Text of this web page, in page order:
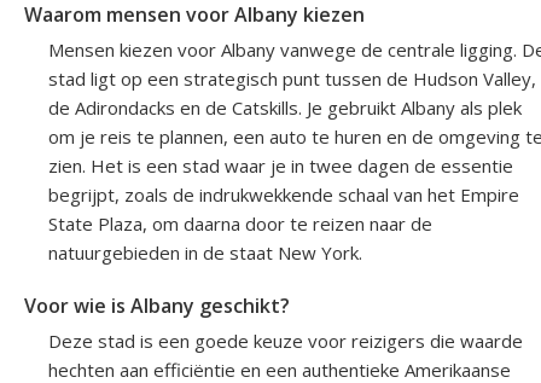
Waarom mensen voor Albany kiezen
Mensen kiezen voor Albany vanwege de centrale ligging.
stad ligt op een strategisch punt tussen de Hudson Valley,
de Adirondacks en de Catskills. Je gebruikt Albany als plek
om je reis te plannen, een auto te huren en de omgeving
zien. Het is een stad waar je in twee dagen de essentie
begrijpt, zoals de indrukwekkende schaal van het Empire
State Plaza, om daarna door te reizen naar de
natuurgebieden in de staat New York.
Voor wie is Albany geschikt?
Deze stad is een goede keuze voor reizigers die waarde
hechten aan efficiëntie en een authentieke Amerikaanse